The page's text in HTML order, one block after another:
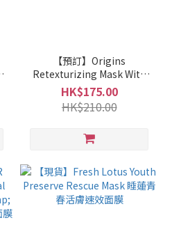
【預訂】Origins
Retexturizing Mask With
Rose Clay 原生嫩肌面膜
HK$175.00
HK$210.00